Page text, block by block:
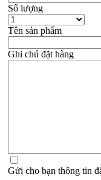
Số lượng
Tên sản phẩm
Ghi chú đặt hàng
Gửi cho bạn thông tin